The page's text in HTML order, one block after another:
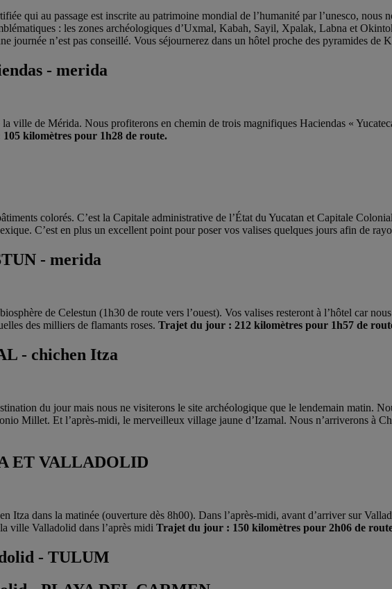
qui au passage est inscrite au patrimoine mondial de l’humanité par l’unesco,
: les zones archéologiques d’Uxmal, Kabah, Sayil, Xpalak, Labna et
journée n’est pas conseillé. Vous séjournerez dans un hôtel proche des pyramides de
- merida
ville de Mérida. Nous profiterons en chemin de trois magnifiques Haciendas «
kilomètres pour 1h28 de route.
colorés. C’est la Capitale administrative de l’État du Yucatan et Capitale
C’est en plus un excellent point pour poser vos valises quelques jours afin de
- merida
de Celestun (1h30 de route vers l’ouest). Vos valises resteront à l’hôtel car
des milliers de flamants roses. Trajet du jour : 212 kilomètres pour 1h57 de
- chichen Itza
du jour mais nous ne visiterons le site archéologique que le lendemain matin.
Millet. Et l’après-midi, le merveilleux village jaune d’Izamal. Nous n’arriverons à
ET VALLADOLID
Itza dans la matinée (ouverture dès 8h00). Dans l’après-midi, avant d’arriver sur
ville Valladolid dans l’après midi Trajet du jour : 150 kilomètres pour 2h06 de
- TULUM